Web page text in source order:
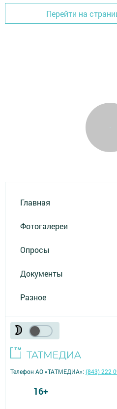
Перейти на
Главная
Фотогалереи
Опросы
Документы
Разное
Телефон АО «ТАТМЕДИА»:(843) 222
16+